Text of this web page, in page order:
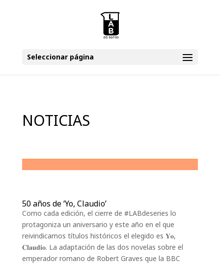
Seleccionar página
NOTICIAS
50 años de ‘Yo, Claudio’
Como cada edición, el cierre de #LABdeseries lo
protagoniza un aniversario y este año en el que
reivindicamos títulos históricos el elegido es 𝐘𝐨,
𝐂𝐥𝐚𝐮𝐝𝐢𝐨. La adaptación de las dos novelas sobre el
emperador romano de Robert Graves que la BBC